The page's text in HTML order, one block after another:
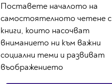
Поставете началото на
самостоятелното четене с
книги, които насочват
вниманието ни към важни
социални теми и развиват
въображението